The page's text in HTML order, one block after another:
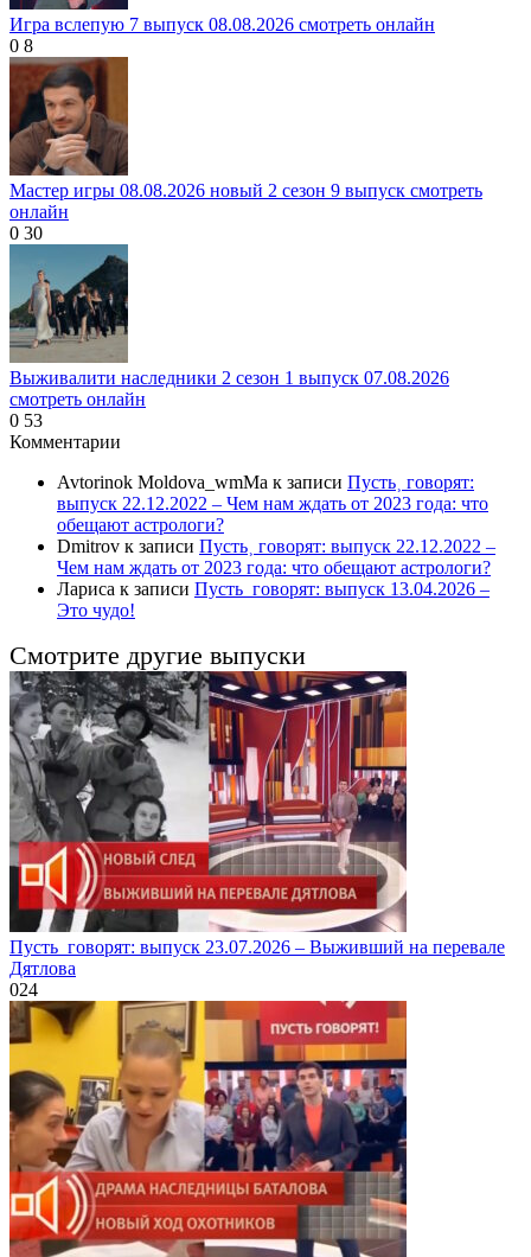
Игра вслепую 7 выпуск 08.08.2026 смотреть онлайн
0 8
Мастер игры 08.08.2026 новый 2 сезон 9 выпуск смотреть
онлайн
0 30
Выживалити наследники 2 сезон 1 выпуск 07.08.2026
смотреть онлайн
0 53
Комментарии
Avtorinok Moldova_wmMa к записи Пусть˲ говорят:
выпуск 22.12.2022 – Чем нам ждать от 2023 года: что
обещают астрологи?
Dmitrov к записи Пусть˲ говорят: выпуск 22.12.2022 –
Чем нам ждать от 2023 года: что обещают астрологи?
Лариса к записи Пусть_говорят: выпуск 13.04.2026 –
Это чудо!
Смотрите другие выпуски
Пусть_говорят: выпуск 23.07.2026 – Выживший на перевале
Дятлова
024